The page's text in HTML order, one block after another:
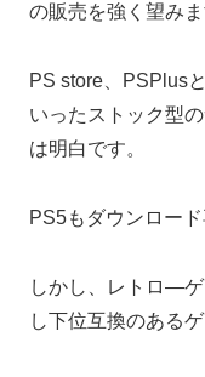
の販売を強く望みま
PS store、PSPlus
いったストック型
は明白です。
PS5もダウンロー
しかし、レトロ―
し下位互換のある